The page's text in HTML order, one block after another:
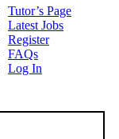
Tutor’s Page
Latest Jobs
Register
FAQs
Log In